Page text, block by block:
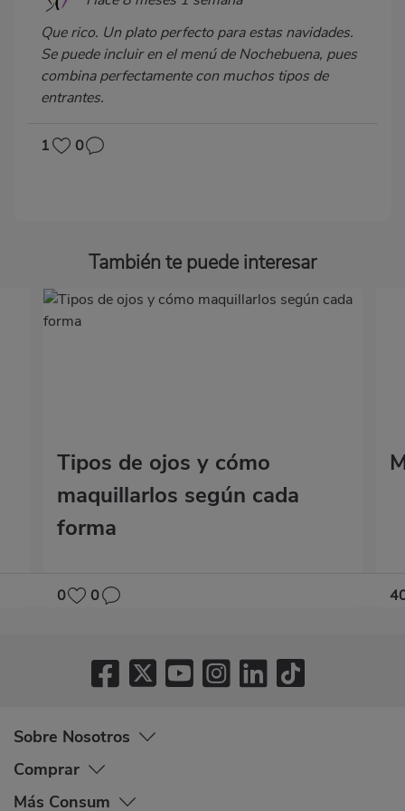
Que rico. Un plato perfecto para estas navidades.
Se puede incluir en el menú de Nochebuena, pues
combina perfectamente con muchos tipos de
entrantes.
1 0
También te puede interesar
Tipos de ojos y cómo
maquillarlos según cada
forma
0 0
Sobre Nosotros
Comprar
Más Consum